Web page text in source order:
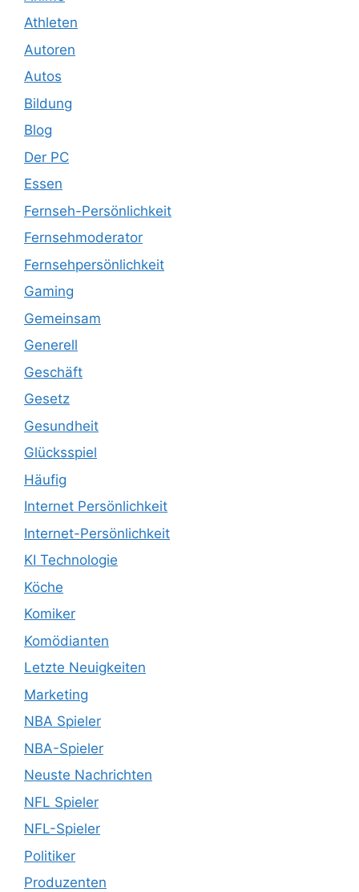
Athleten
Autoren
Autos
Bildung
Blog
Der PC
Essen
Fernseh-Persönlichkeit
Fernsehmoderator
Fernsehpersönlichkeit
Gaming
Gemeinsam
Generell
Geschäft
Gesetz
Gesundheit
Glücksspiel
Häufig
Internet Persönlichkeit
Internet-Persönlichkeit
KI Technologie
Köche
Komiker
Komödianten
Letzte Neuigkeiten
Marketing
NBA Spieler
NBA-Spieler
Neuste Nachrichten
NFL Spieler
NFL-Spieler
Politiker
Produzenten